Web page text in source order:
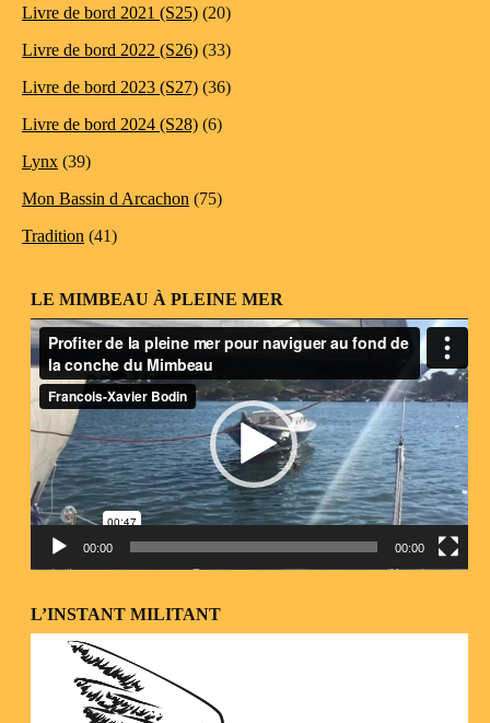
Livre de bord 2021 (S25) (20)
Livre de bord 2022 (S26) (33)
Livre de bord 2023 (S27) (36)
Livre de bord 2024 (S28) (6)
Lynx (39)
Mon Bassin d Arcachon (75)
Tradition (41)
LE MIMBEAU À PLEINE MER
Lecteur
vidéo
00:00 00:00
L’INSTANT MILITANT